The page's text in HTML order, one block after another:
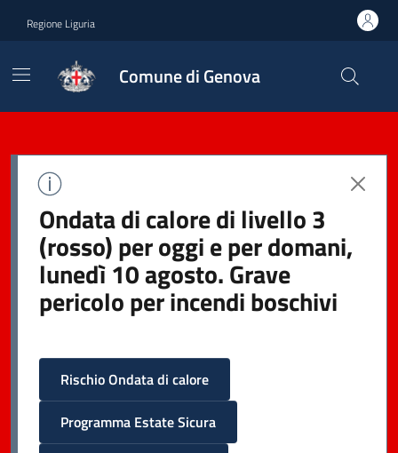
Regione Liguria
Comune di Genova
Ondata di calore di livello 3
(rosso) per oggi e per domani,
lunedì 10 agosto. Grave
pericolo per incendi boschivi
Rischio Ondata di calore
Programma Estate Sicura